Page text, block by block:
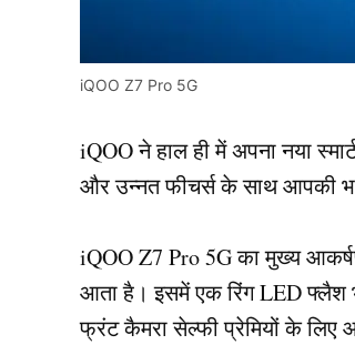
iQOO Z7 Pro 5G
iQOO ने हाल ही में अपना नया
और उन्नत फीचर्स के साथ आपकी
iQOO Z7 Pro 5G का मुख्य
आता है। इसमें एक रिंग LED फ्लैश
फ्रंट कैमरा सेल्फी प्रेमियों के लिए